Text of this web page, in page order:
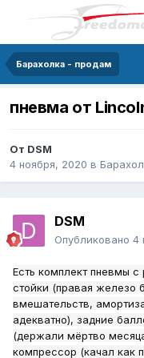
Барахолка - продам
пневма от
От DSM
4 ноября, 2020 в
DSM
Опубликовано 4
Есть комплект пневмы
стойки (правая железо
вмешательств,
адекватно), задние
(держали мёртво
компрессор (качал как